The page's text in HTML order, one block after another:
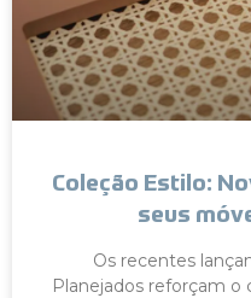
Coleção Estilo:
seus
Os recentes
Planejados reforçam